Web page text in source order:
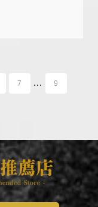
一麥芽威士
）生
7 ... 9